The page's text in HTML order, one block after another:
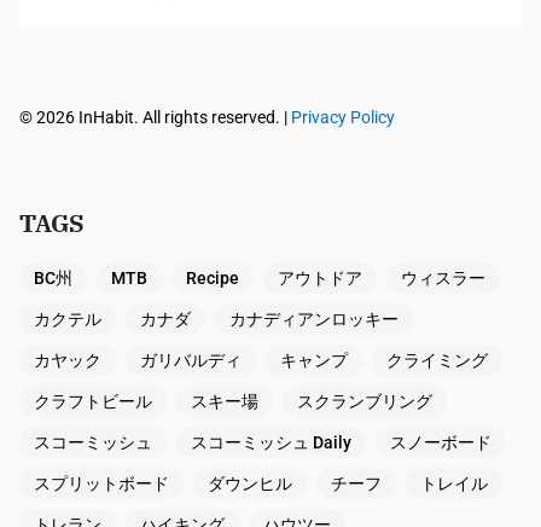
© 2026 InHabit. All rights reserved. | Privacy Policy
TAGS
BC州 MTB Recipe アウトドア ウィスラー
カクテル カナダ カナディアンロッキー
カヤック ガリバルディ キャンプ クライミング
クラフトビール スキー場 スクランブリング
スコーミッシュ スコーミッシュ Daily スノーボード
スプリットボード ダウンヒル チーフ トレイル